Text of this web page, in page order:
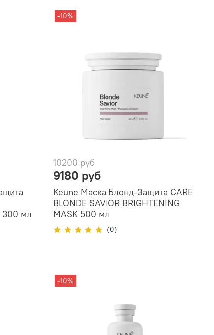
300 мл
-10%
10200 руб
9180 руб
Keune Маска Блонд-Защита CARE
BLONDE SAVIOR BRIGHTENING
MASK 500 мл
(0)
-10%